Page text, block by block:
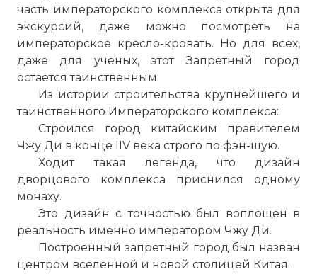
часть императорского комплекса открыта для
экскурсий, даже можно посмотреть на
императорское кресло-кровать. Но для всех,
даже для ученых, этотЗапретный город
остается таинственным.
Из истории строительства крупнейшего и
таинственного Императорского комплекса:
Строился город китайским правителем
Чжу Ди в конце IIV века строго по фэн-шую.
Ходит такая легенда, что дизайн
дворцового комплекса приснился одному
монаху.
Это дизайн с точностью был воплощен в
реальность именно императором Чжу Ди.
Построенный запретный город был назван
центром вселенной и новой столицей Китая.